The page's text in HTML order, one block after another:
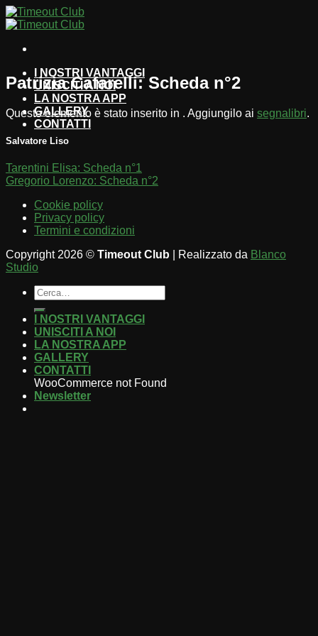
Salta
ai
I NOSTRI VANTAGGI
UNISCITI A NOI
LA NOSTRA APP
GALLERY
CONTATTI
Patrizia Cafarelli: Scheda n°2
Questo elemento è stato inserito in . Aggiungilo ai segnalibri.
Salvatore Liso
Tarentini Elisa: Scheda n°1
Gregorio Lorenzo: Scheda n°2
Cookie policy
Privacy policy
Termini e condizioni
Copyright 2026 © Timeout Club | Realizzato da Blanco
Studio
I NOSTRI VANTAGGI
UNISCITI A NOI
LA NOSTRA APP
GALLERY
CONTATTI
WooCommerce not Found
Newsletter